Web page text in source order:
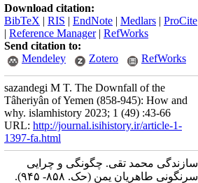
Download citation:
BibTeX | RIS | EndNote | Medlars | ProCite
| Reference Manager| RefWorks
Send citation to:
Mendeley
Zotero RefWorks
sazandegi M T. The Downfall of the
Tâheriyân of Yemen (858-945): How and
why. islamhistory 2023; 1 (49) :43-66
URL: http://journal.isihistory.ir/article-1-
1397-fa.html
سازندگی محمد تقی. چگونگی و چرایی
سرنگونی طاهریان یمن (حک. ۸۵۸- ۹۴۵).